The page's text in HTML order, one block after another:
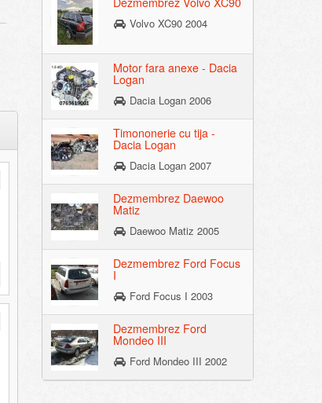
Volvo XC90 2004
Motor fara anexe - Dacia
Logan
Dacia Logan 2006
Timononerie cu tija -
Dacia Logan
Dacia Logan 2007
Dezmembrez Daewoo
Matiz
Daewoo Matiz 2005
Dezmembrez Ford Focus
I
Ford Focus I 2003
Dezmembrez Ford
Mondeo III
Ford Mondeo III 2002